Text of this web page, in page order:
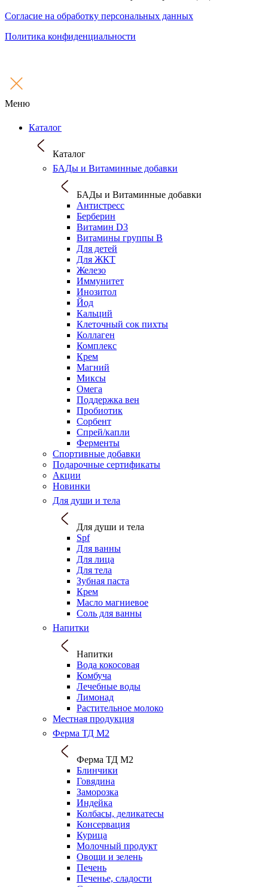
Согласие на обработку персональных данных
Политика конфиденциальности
Меню
Каталог
Каталог
БАДы и Витаминные добавки
БАДы и Витаминные добавки
Антистресс
Берберин
Витамин D3
Витамины группы B
Для детей
Для ЖКТ
Железо
Иммунитет
Инозитол
Йод
Кальций
Клеточный сок пихты
Коллаген
Комплекс
Крем
Магний
Миксы
Омега
Поддержка вен
Пробиотик
Сорбент
Спрей/капли
Ферменты
Спортивные добавки
Подарочные сертификаты
Акции
Новинки
Для души и тела
Для души и тела
Spf
Для ванны
Для лица
Для тела
Зубная паста
Крем
Масло магниевое
Соль для ванны
Напитки
Напитки
Вода кокосовая
Комбуча
Лечебные воды
Лимонад
Растительное молоко
Местная продукция
Ферма ТД М2
Ферма ТД М2
Блинчики
Говядина
Заморозка
Индейка
Колбасы, деликатесы
Консервация
Курица
Молочный продукт
Овощи и зелень
Печень
Печенье, сладости